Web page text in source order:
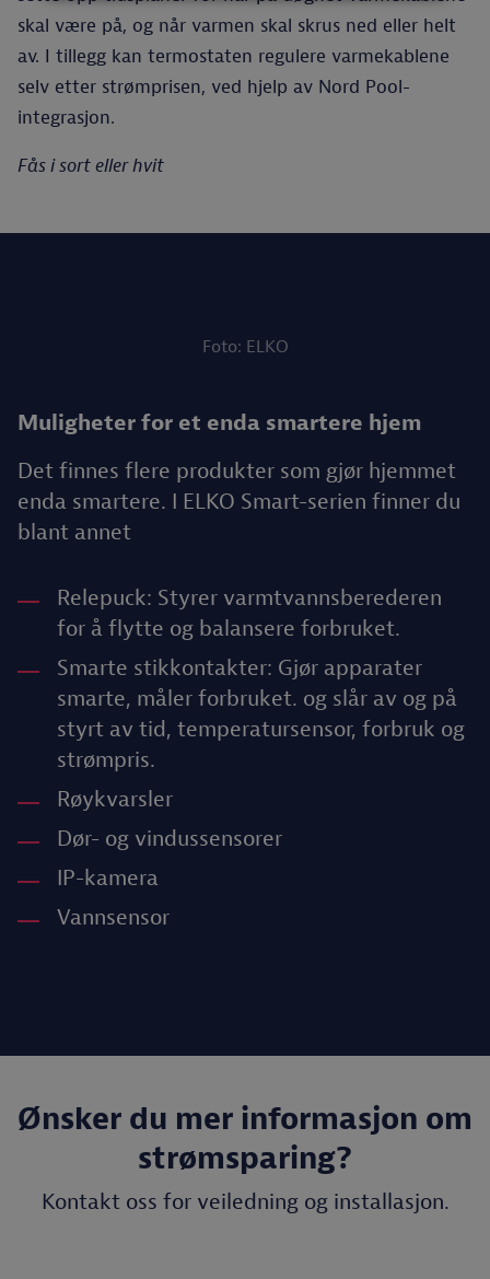
skal være på, og når varmen skal skrus ned eller helt
av. I tillegg kan termostaten regulere varmekablene
selv etter strømprisen, ved hjelp av Nord Pool-
integrasjon.
Fås i sort eller hvit
Foto: ELKO
Muligheter for et enda smartere hjem
Det finnes flere produkter som gjør hjemmet
enda smartere. I ELKO Smart-serien finner du
blant annet
Relepuck: Styrer varmtvannsberederen
for å flytte og balansere forbruket.
Smarte stikkontakter: Gjør apparater
smarte, måler forbruket. og slår av og på
styrt av tid, temperatursensor, forbruk og
strømpris.
Røykvarsler
Dør- og vindussensorer
IP-kamera
Vannsensor
Ønsker du mer informasjon om
strømsparing?
Kontakt oss for veiledning og installasjon.